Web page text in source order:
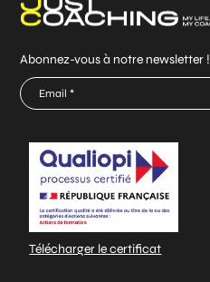
Abonnez-vous à notre newsletter !
E-
mail
*
Télécharger le certificat